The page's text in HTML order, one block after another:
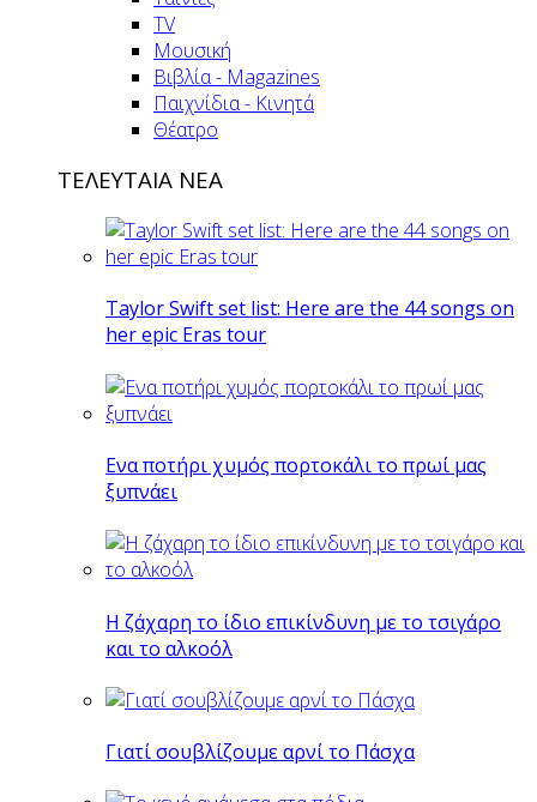
TV
Μουσική
Βιβλία - Magazines
Παιχνίδια - Κινητά
Θέατρο
ΤΕΛΕΥΤΑΙΑ ΝΕΑ
Taylor Swift set list: Here are the 44 songs on
her epic Eras tour
Eνα ποτήρι χυμός πορτοκάλι το πρωί μας
ξυπνάει
Η ζάχαρη το ίδιο επικίνδυνη με το τσιγάρο
και το αλκοόλ
Γιατί σουβλίζουμε αρνί το Πάσχα